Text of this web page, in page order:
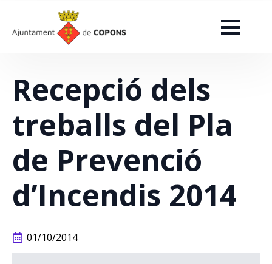
Recepció dels
treballs del Pla
de Prevenció
d’Incendis 2014
01/10/2014